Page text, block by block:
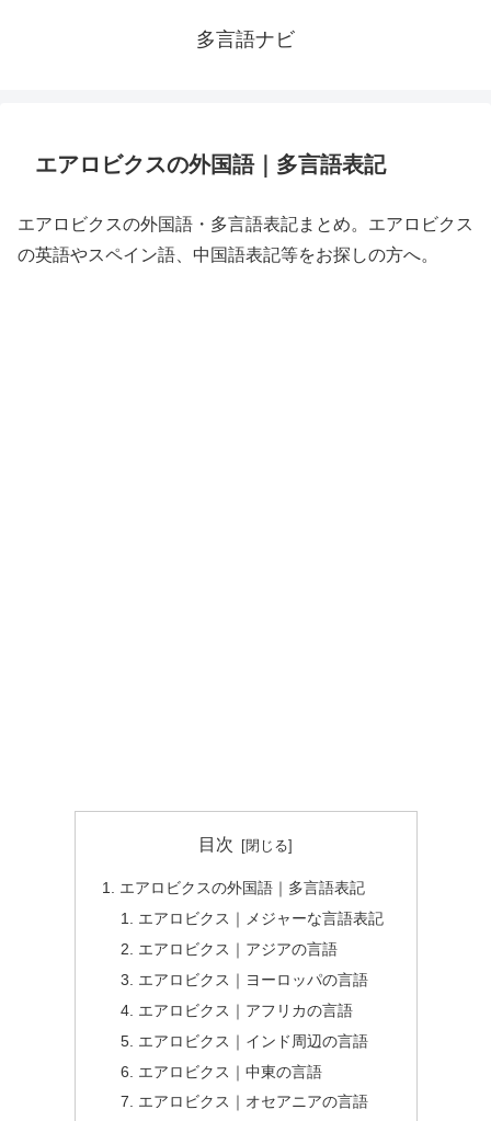
多言語ナビ
エアロビクスの外国語｜多言語表記
エアロビクスの外国語・多言語表記まとめ。エアロビクス
の英語やスペイン語、中国語表記等をお探しの方へ。
目次
エアロビクスの外国語｜多言語表記
エアロビクス｜メジャーな言語表記
エアロビクス｜アジアの言語
エアロビクス｜ヨーロッパの言語
エアロビクス｜アフリカの言語
エアロビクス｜インド周辺の言語
エアロビクス｜中東の言語
エアロビクス｜オセアニアの言語